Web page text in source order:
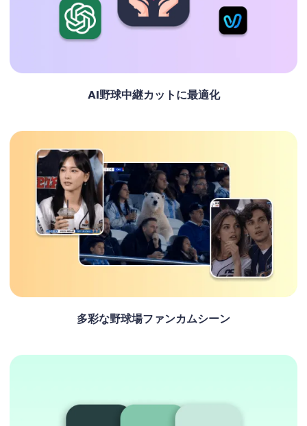
AI野球中継カットに最適化
多彩な野球場ファンカムシーン